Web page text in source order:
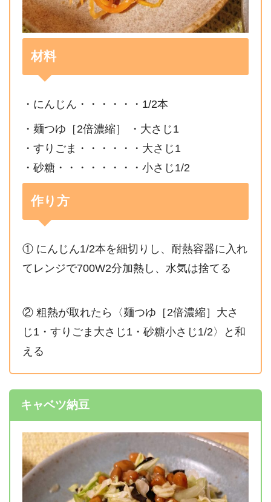
材料
・にんじん・・・・・・1/2本
・麺つゆ［2倍濃縮］ ・大さじ1
・すりごま・・・・・・大さじ1
・砂糖・・・・・・・・小さじ1/2
作り方
① にんじん1/2本を細切りし、耐熱容器に入れ
てレンジで700W2分加熱し、水気は捨てる
② 粗熱が取れたら〈麺つゆ［2倍濃縮］大さ
じ1・すりごま大さじ1・砂糖小さじ1/2〉と和
える
キャベツ納豆